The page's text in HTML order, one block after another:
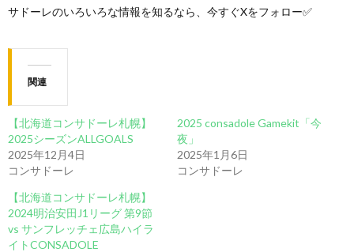
サドーレのいろいろな情報を知るなら、今すぐXをフォロー✅
関連
【北海道コンサドーレ札幌】
2025シーズンALLGOALS
2025年12月4日
コンサドーレ
2025 consadole Gamekit「今
夜」
2025年1月6日
コンサドーレ
【北海道コンサドーレ札幌】
2024明治安田J1リーグ 第9節
vs サンフレッチェ広島ハイラ
イトCONSADOLE